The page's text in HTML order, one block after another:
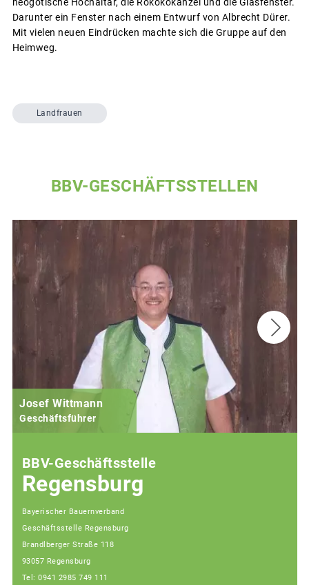
Darunter ein Fenster nach einem Entwurf von Albrecht Dürer.
Mit vielen neuen Eindrücken machte sich die Gruppe auf den
Heimweg.
Landfrauen
BBV-GESCHÄFTSSTELLEN
Josef Wittmann
Geschäftsführer
BBV-Geschäftsstelle
Regensburg
Bayerischer Bauernverband
Geschäftsstelle Regensburg
Brandlberger Straße 118
93057 Regensburg
Tel: 0941 2985 749 111